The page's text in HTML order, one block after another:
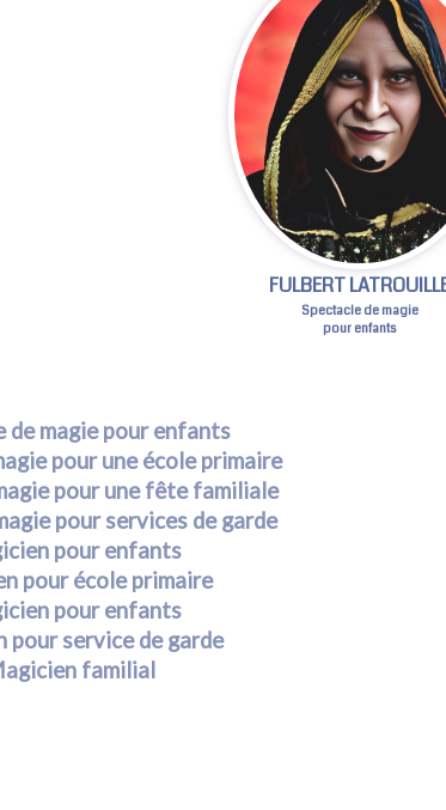
FULBERT
Spectacle de magie
pour enfants
de magie pour enfants
pour une école primaire
pour une fête familiale
pour services de garde
pour enfants
pour école primaire
pour enfants
pour service de garde
familial